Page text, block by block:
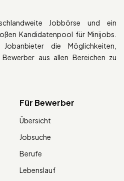
Jobbörse und ein
Kandidatenpool für Minijobs.
die Möglichkeiten,
aus allen Bereichen zu
Für Bewerber
Übersicht
Jobsuche
Berufe
Lebenslauf